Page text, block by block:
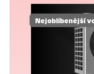
Nejoblíbenější